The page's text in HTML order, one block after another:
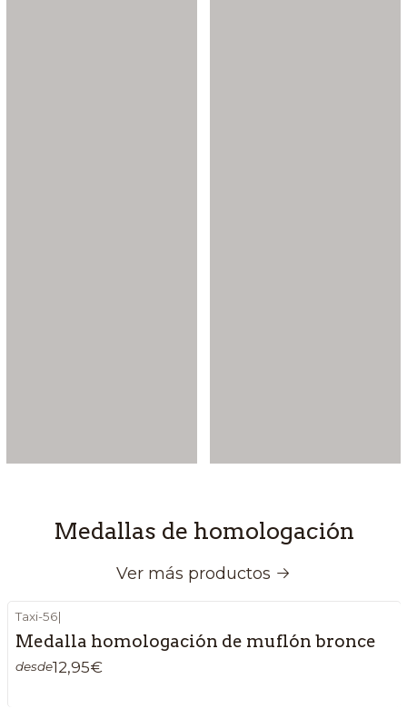
Medallas de homologación
Ver más productos
Taxi-56|
Medalla homologación de muflón bronce
desde12,95€